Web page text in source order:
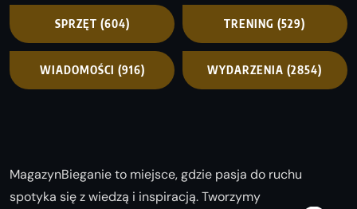
SPRZĘT (604) TRENING (529)
WIADOMOŚCI (916) WYDARZENIA (2854)
MagazynBieganie to miejsce, gdzie pasja do ruchu
spotyka się z wiedzą i inspiracją. Tworzymy